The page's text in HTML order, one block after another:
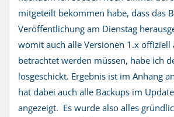
mitgeteilt bekommen habe, dass das
Veröffentlichung am Dienstag
womit auch alle Versionen 1.x offiziell
betrachtet werden müssen, habe ich
losgeschickt. Ergebnis ist im Anhang
hat dabei auch alle Backups im
angezeigt. Es wurde also alles